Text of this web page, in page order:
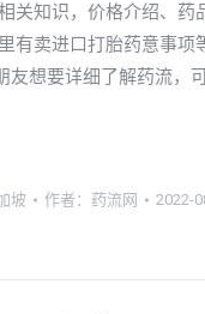
关知识，价格介绍、药
有卖进口打胎药意事项
友想要详细了解药流，
坡 作者： 药流网 2022-